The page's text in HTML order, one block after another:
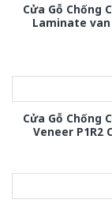
Cửa Gỗ Chống
Laminate
Cửa Gỗ Chống
Veneer P1R2